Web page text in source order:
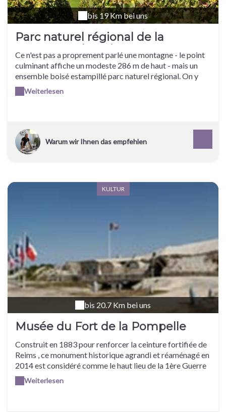
bis 19 Km bei uns
Parc naturel régional de la
Montagne de Reims
Ce n'est pas a proprement parlé une montagne - le point
culminant affiche un modeste 286 m de haut - mais un
ensemble boisé estampillé parc naturel régional. On y
vient, entre autres, pour ses faux de Verzy, des hêtres
tortillards aux troncs incroyablement torturés.
Weiterlesen
Warum wir Ihnen das empfehlen
KULTUR
bis 20.7 Km bei uns
Musée du Fort de la Pompelle
Construit en 1883 pour renforcer la ceinture fortifiée de
Reims , ce monument historique agrandi et réaménagé en
2014 est considéré comme le haut lieu de la 1ère Guerre
Mondiale en Champagne-Ardenne . Il abrite de riches
collections, comme celle étonnante de 560 couvre-chefs
Weiterlesen